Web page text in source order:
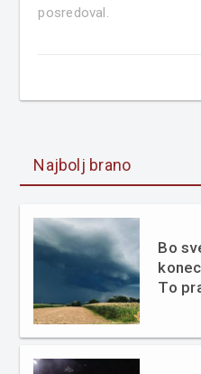
posredoval.
Najbolj brano
Bo
To